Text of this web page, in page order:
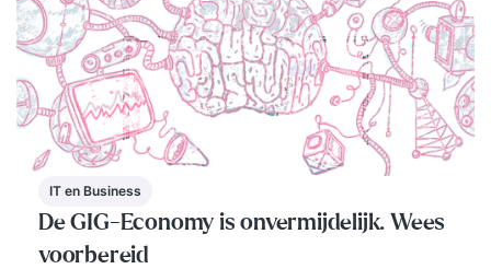
IT en Business
De GIG-Economy is onvermijdelijk. Wees
voorbereid